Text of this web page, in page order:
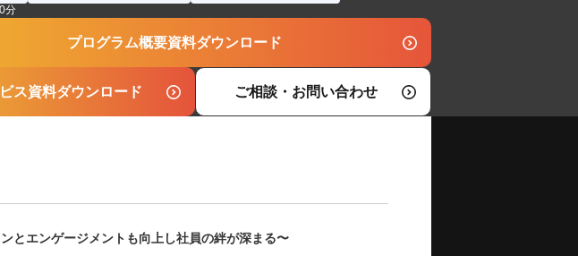
分
プログラム概要資料ダウンロード
ス資料ダウンロード ご相談・お問い合わせ
とエンゲージメントも向上し社員の絆が深まる〜